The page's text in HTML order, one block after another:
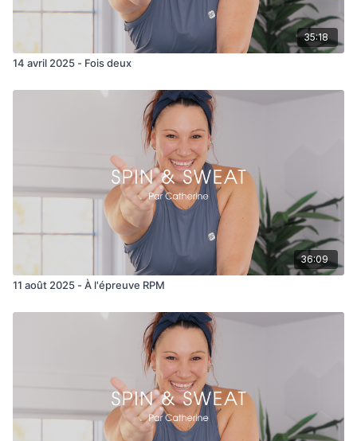
Matériel : Vélo/ Bouteille/ Serviette
Total temps 34 minutes . 35:18
14 avril 2025 - Fois deux
36:09
11 août 2025 - À l'épreuve RPM